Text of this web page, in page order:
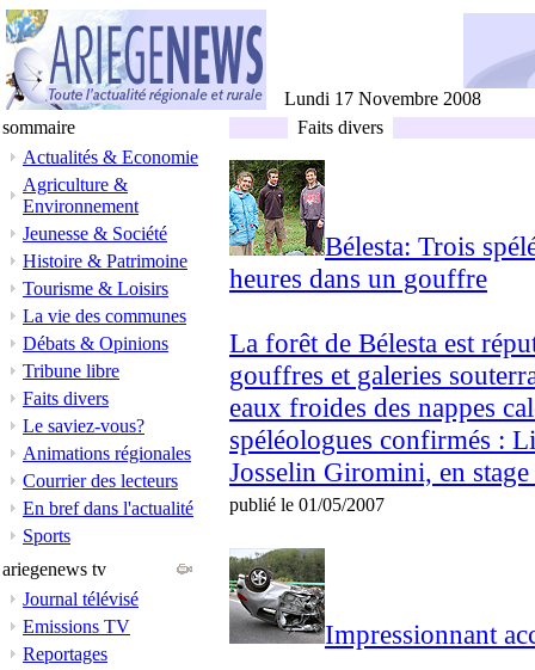
Lundi 17 Novembre 2008
sommaire
Actualités & Economie
Agriculture &
Environnement
Jeunesse & Société
Histoire & Patrimoine
Tourisme & Loisirs
La vie des communes
Débats & Opinions
Tribune libre
Faits divers
Le saviez-vous?
Animations régionales
Courrier des lecteurs
En bref dans l'actualité
Sports
ariegenews tv
Journal télévisé
Emissions TV
Reportages
Faits divers
Bélesta: Trois
heures dans un gouffre
La forêt de Bélesta est
gouffres et galeries
eaux froides des nappes
spéléologues confirmés :
Josselin Giromini, en
publié le 01/05/2007
Impressionnant